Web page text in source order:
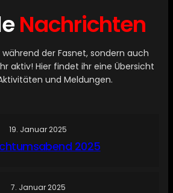
Nachrichten
der Fasnet, sondern auch
aktiv! Hier findet ihr eine Übersicht
und Meldungen.
19. Januar 2025
2025
7. Januar 2025